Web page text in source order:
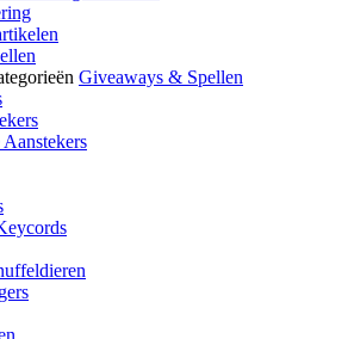
Giveaways & Spellen